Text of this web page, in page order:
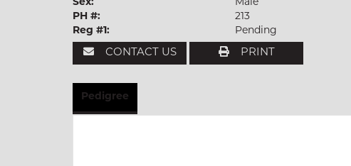
Sex:
Male
PH #:
213
Reg #1:
Pending
CONTACT US PRINT
Pedigree